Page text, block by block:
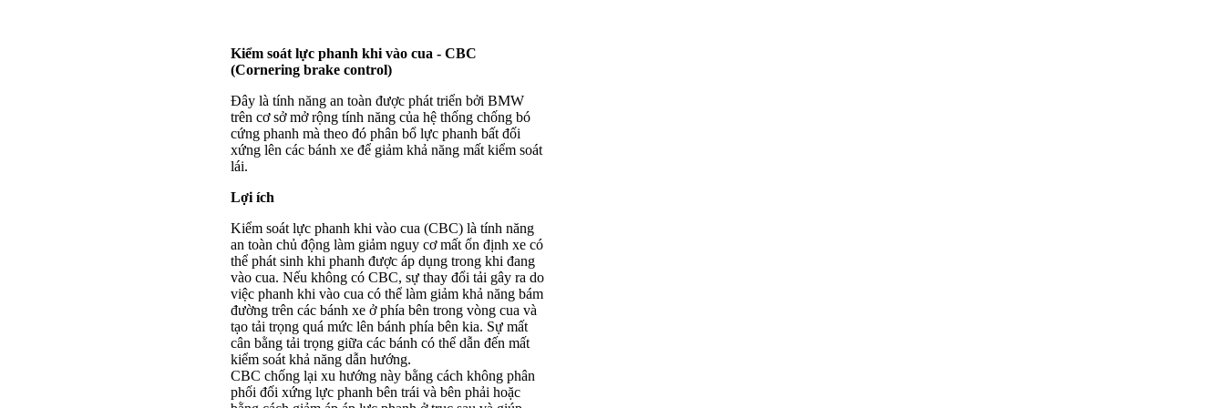
Kiểm soát lực phanh khi vào cua - CBC
(Cornering brake control)
Đây là tính năng an toàn được phát triển bởi BMW
trên cơ sở mở rộng tính năng của hệ thống chống bó
cứng phanh mà theo đó phân bổ lực phanh bất đối
xứng lên các bánh xe để giảm khả năng mất kiểm soát
lái.
Lợi ích
Kiểm soát lực phanh khi vào cua (CBC) là tính năng
an toàn chủ động làm giảm nguy cơ mất ổn định xe có
thể phát sinh khi phanh được áp dụng trong khi đang
vào cua. Nếu không có CBC, sự thay đổi tải gây ra do
việc phanh khi vào cua có thể làm giảm khả năng bám
đường trên các bánh xe ở phía bên trong vòng cua và
tạo tải trọng quá mức lên bánh phía bên kia. Sự mất
cân bằng tải trọng giữa các bánh có thể dẫn đến mất
kiểm soát khả năng dẫn hướng.
CBC chống lại xu hướng này bằng cách không phân
phối đối xứng lực phanh bên trái và bên phải hoặc